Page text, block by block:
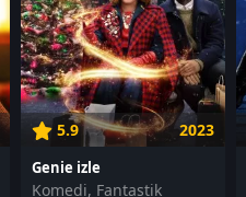
5.9 2023
Genie izle
Komedi, Fantastik